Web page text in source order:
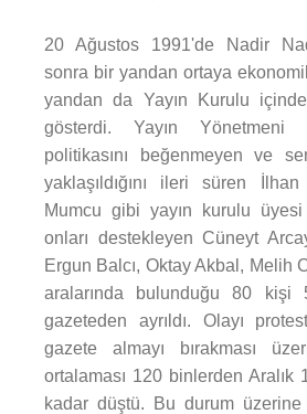
20 Ağustos 1991'de Nadir
sonra bir yandan ortaya ekonomik
yandan da Yayın Kurulu
gösterdi. Yayın Yönetmeni
politikasını beğenmeyen ve
yaklaşıldığını ileri süren
Mumcu gibi yayın kurulu üyesi
onları destekleyen Cüneyt
Ergun Balcı, Oktay Akbal, Melih
aralarında bulunduğu 80 kişi
gazeteden ayrıldı. Olayı
gazete almayı bırakması
ortalaması 120 binlerden Aralık
kadar düştü. Bu durum